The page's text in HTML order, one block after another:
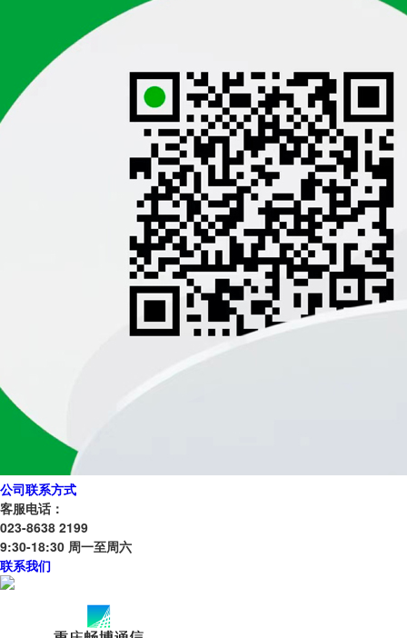
公司联系方式
客服电话：
023-8638 2199
9:30-18:30 周一至周六
联系我们